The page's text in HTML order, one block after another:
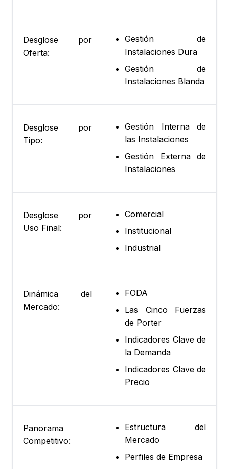
Desglose por
Oferta:
Gestión de
Instalaciones Dura
Gestión de
Instalaciones Blanda
Desglose por
Tipo:
Gestión Interna de
las Instalaciones
Gestión Externa de
Instalaciones
Desglose por
Uso Final:
Comercial
Institucional
Industrial
Dinámica del
Mercado:
FODA
Las Cinco Fuerzas
de Porter
Indicadores Clave de
la Demanda
Indicadores Clave de
Precio
Panorama
Competitivo:
Estructura del
Mercado
Perfiles de Empresa